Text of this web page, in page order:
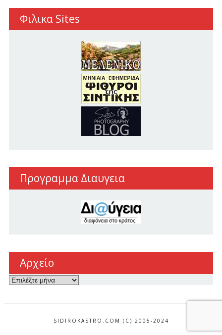
Φιλικα Sites
Προγραμμα Διαυγεια
Αρχείο
Αρχείο
SIDIROKASTRO.COM (C) 2005-2024